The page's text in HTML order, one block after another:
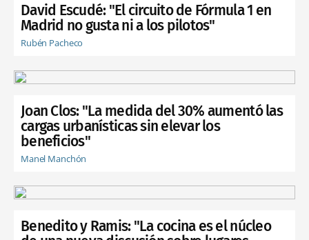
David Escudé: "El circuito de Fórmula 1 en
Madrid no gusta ni a los pilotos"
Rubén Pacheco
Joan Clos: "La medida del 30% aumentó las
cargas urbanísticas sin elevar los
beneficios"
Manel Manchón
Benedito y Ramis: "La cocina es el núcleo